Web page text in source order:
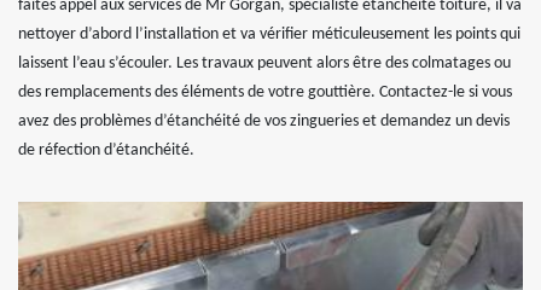
faites appel aux services de Mr Gorgan, spécialiste étanchéité toiture, il va
nettoyer d’abord l’installation et va vérifier méticuleusement les points qui
laissent l’eau s’écouler. Les travaux peuvent alors être des colmatages ou
des remplacements des éléments de votre gouttière. Contactez-le si vous
avez des problèmes d’étanchéité de vos zingueries et demandez un devis
de réfection d’étanchéité.